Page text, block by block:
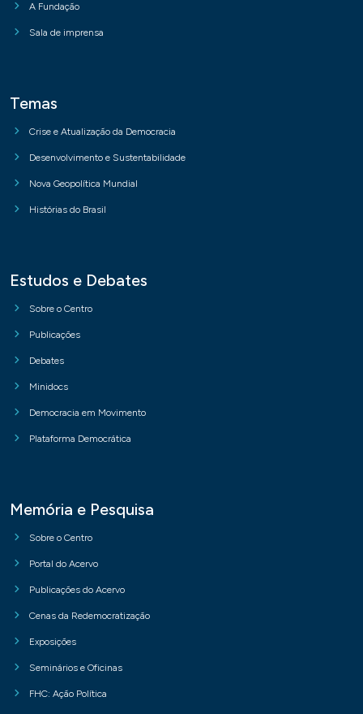
A Fundação
Sala de imprensa
Temas
Crise e Atualização da Democracia
Desenvolvimento e Sustentabilidade
Nova Geopolítica Mundial
Histórias do Brasil
Estudos e Debates
Sobre o Centro
Publicações
Debates
Minidocs
Democracia em Movimento
Plataforma Democrática
Memória e Pesquisa
Sobre o Centro
Portal do Acervo
Publicações do Acervo
Cenas da Redemocratização
Exposições
Seminários e Oficinas
FHC: Ação Política